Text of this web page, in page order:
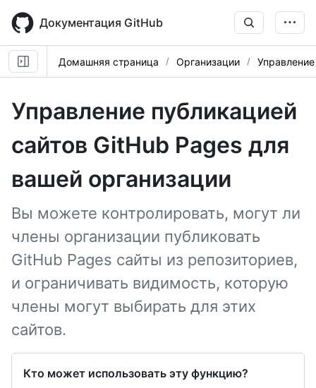
main
content
Документация GitHub
Домашняя страница Организации
Управление публикацией
сайтов GitHub Pages для
вашей организации
Вы можете контролировать, могут ли
члены организации публиковать
GitHub Pages сайты из репозиториев,
и ограничивать видимость, которую
члены могут выбирать для этих
сайтов.
Кто может использовать эту функцию?